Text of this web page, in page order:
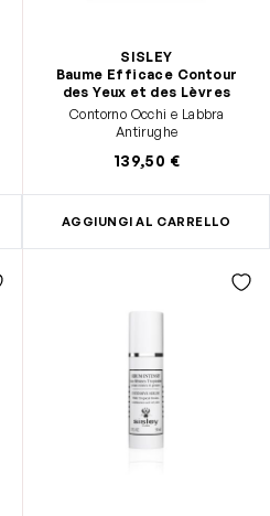
SISLEY
Baume Efficace Contour
des Yeux et des Lèvres
Contorno Occhi e Labbra
Antirughe
139,50 €
AGGIUNGI AL CARRELLO